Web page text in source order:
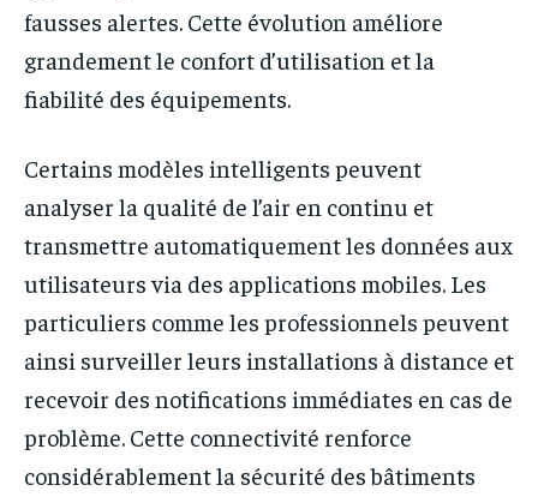
fausses alertes. Cette évolution améliore
grandement le confort d’utilisation et la
fiabilité des équipements.
Certains modèles intelligents peuvent
analyser la qualité de l’air en continu et
transmettre automatiquement les données aux
utilisateurs via des applications mobiles. Les
particuliers comme les professionnels peuvent
ainsi surveiller leurs installations à distance et
recevoir des notifications immédiates en cas de
problème. Cette connectivité renforce
considérablement la sécurité des bâtiments